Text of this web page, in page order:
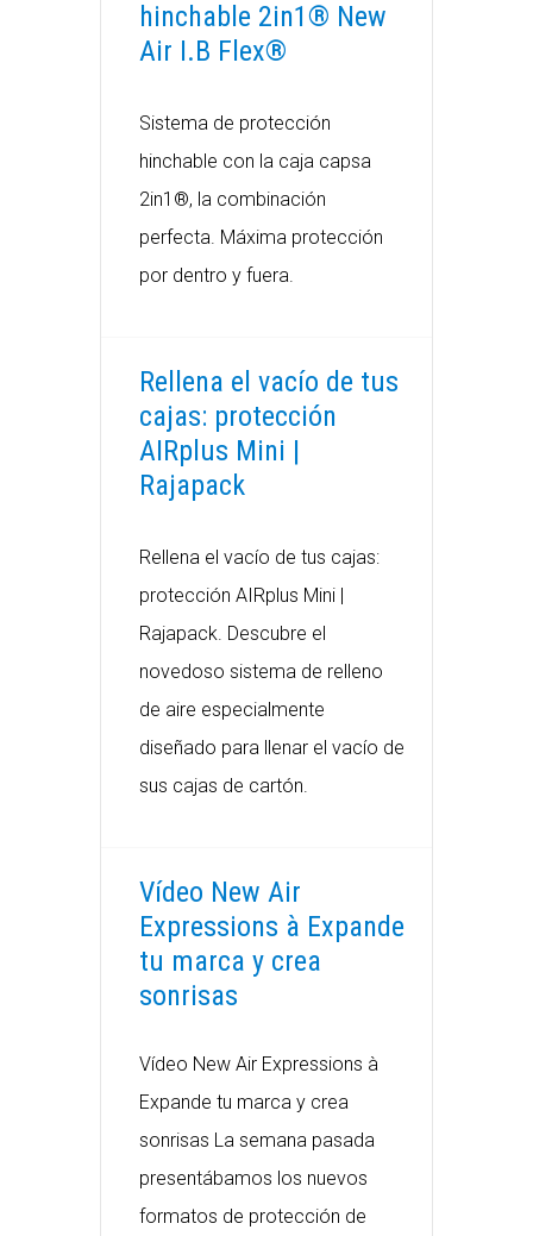
hinchable 2in1® New
Air I.B Flex®
Sistema de protección
hinchable con la caja capsa
2in1®, la combinación
perfecta. Máxima protección
por dentro y fuera.
Rellena el vacío de tus
cajas: protección
AIRplus Mini |
Rajapack
Rellena el vacío de tus cajas:
protección AIRplus Mini |
Rajapack. Descubre el
novedoso sistema de relleno
de aire especialmente
diseñado para llenar el vacío de
sus cajas de cartón.
Vídeo New Air
Expressions à Expande
tu marca y crea
sonrisas
Vídeo New Air Expressions à
Expande tu marca y crea
sonrisas La semana pasada
presentábamos los nuevos
formatos de protección de